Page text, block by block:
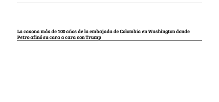
La casona más de 100 años de la embajada de Colombia en Washington donde
Petro afinó su cara a cara con Trump